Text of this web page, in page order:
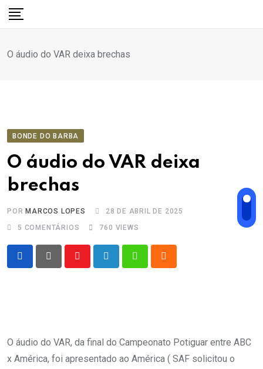
para
conteúdo
O áudio do VAR deixa brechas
BONDE DO BARBA
O áudio do VAR deixa
brechas
POR MARCOS LOPES
28 DE ABRIL DE 2025
5 COMENTÁRIOS 760 VIEWS
O áudio do VAR, da final do Campeonato Potiguar entre ABC
x América, foi apresentado ao América ( SAF solicitou o